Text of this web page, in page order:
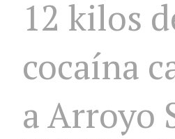
12 kilos
cocaína
a Arroyo